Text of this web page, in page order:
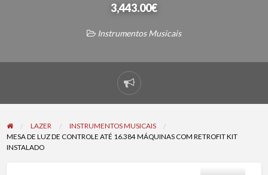
3,443.00€
Instrumentos Musicais
Reportar
problema
LAZER
INSTRUMENTOS MUSICAIS
MESA DE LUZ DE CONTROLE ATÉ 16.384 MÁQUINAS COM RETROFIT KIT
INSTALADO